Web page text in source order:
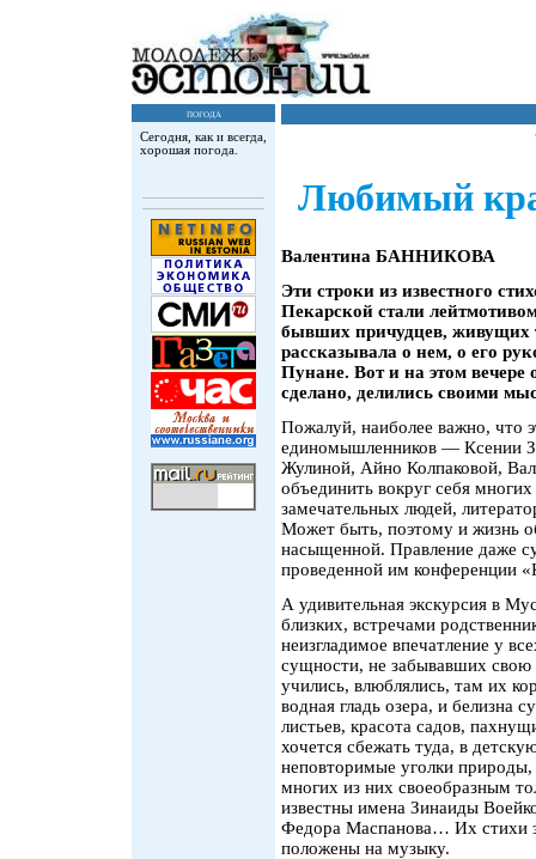
погода
Сегодня, как и всегда,
хорошая погода.
Любимый
Валентина БАННИКОВА
Эти строки из известного
Пекарской стали
бывших причудцев, живущих
рассказывала о нем, о его
Пунане. Вот и на этом вечере
сделано, делились своими
Пожалуй, наиболее важно, что
единомышленников — Ксении
Жулиной, Айно Колпаковой,
объединить вокруг себя
замечательных людей,
Может быть, поэтому и жизнь
насыщенной. Правление даже
проведенной им конференции
А удивительная экскурсия в
близких, встречами
неизгладимое впечатление у
сущности, не забывавших
учились, влюблялись, там их
водная гладь озера, и белизна
листьев, красота садов,
хочется сбежать туда, в
неповторимые уголки
многих из них своеобразным
известны имена Зинаиды
Федора Маспанова… Их стихи
положены на музыку.